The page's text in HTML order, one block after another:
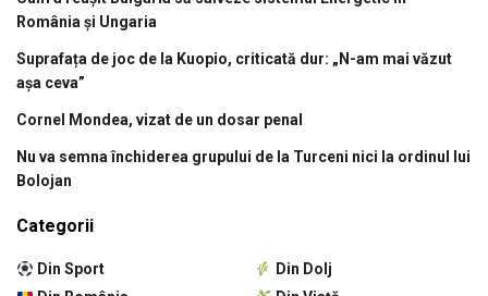
România și Ungaria
Suprafața de joc de la Kuopio, criticată dur: „N-am mai văzut
așa ceva”
Cornel Mondea, vizat de un dosar penal
Nu va semna închiderea grupului de la Turceni nici la ordinul lui
Bolojan
Categorii
Din Sport
Din Dolj